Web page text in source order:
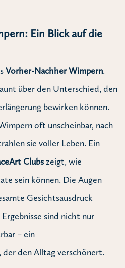
Ein Blick auf die
Vorher-Nachher Wimpern.
über den Unterschied, den
bewirken können.
oft unscheinbar, nach
sie voller Leben. Ein
Clubszeigt, wie
sein können. Die Augen
Gesichtsausdruck
sind nicht nur
– ein
der den Alltag verschönert.